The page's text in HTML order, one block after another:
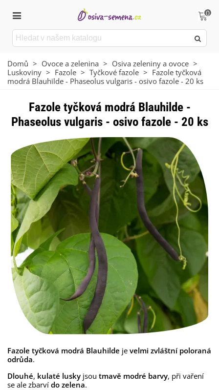
0
Domů > Ovoce a zelenina > Osiva zeleniny a ovoce >
Luskoviny > Fazole > Tyčkové fazole > Fazole tyčková
modrá Blauhilde - Phaseolus vulgaris - osivo fazole - 20 ks
Fazole tyčková modrá Blauhilde -
Phaseolus vulgaris - osivo fazole - 20 ks
Fazole tyčková modrá Blauhilde je velmi zvláštní poloraná
odrůda.
Dlouhé, kulaté lusky jsou tmavě modré barvy, při vaření
se ale zbarví do zelena.